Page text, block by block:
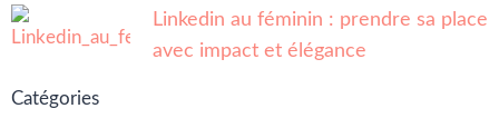
Linkedin au féminin : prendre sa place
avec impact et élégance
Catégories